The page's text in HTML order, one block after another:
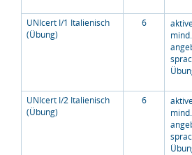
UNIcert I/1 Italienisch
(Übung)
6
UNIcert I/2 Italienisch
(Übung)
6